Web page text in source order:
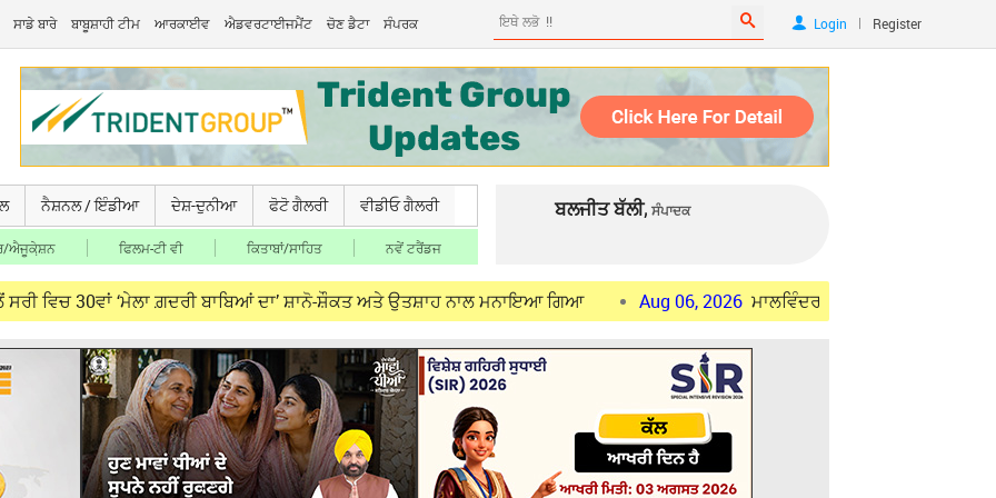
ਸਾਡੇ ਬਾਰੇ ਬਾਬੂਸ਼ਾਹੀ ਟੀਮ ਆਰਕਾਈਵ ਐਡਵਰਟਾਈਜਮੈਂਟ ਚੋਣ ਡੈਟਾ ਸੰਪਰਕ Login | Register
ਨੈਸ਼ਨਲ / ਇੰਡੀਆ ਦੇਸ਼-ਦੁਨੀਆ ਫੋਟੋ ਗੈਲਰੀ ਵੀਡੀਓ ਗੈਲਰੀ
ਐਜੂਕੇ਼ਸ਼ਨ ਫਿਲਮ-ਟੀ ਵੀ ਕਿਤਾਬਾਂ/ਸਾਹਿਤ ਨਵੇਂ ਟਰੈਂਡਜ
ਬਲਜੀਤ ਬੱਲੀ, ਸੰਪਾਦਕ
‘ਮੇਲਾ ਗ਼ਦਰੀ ਬਾਬਿਆਂ ਦਾ’ ਸ਼ਾਨੋ-ਸ਼ੌਕਤ ਅਤੇ ਉਤਸ਼ਾਹ ਨਾਲ ਮਨਾਇਆ ਗਿਆ Aug 06, 2026 ਮਾਲਵਿੰਦਰ ਸਿੰਘ ਕੰਗ ਨੇ ਕੇਂਦਰੀ ਮੰਤਰੀ ਨਿਤਿਨ